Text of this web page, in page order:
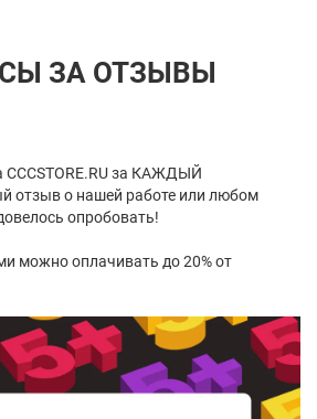
ЗА ОТЗЫВЫ
CCCSTORE.RU за КАЖДЫЙ
отзыв о нашей работе или любом
опробовать!
можно оплачивать до 20% от